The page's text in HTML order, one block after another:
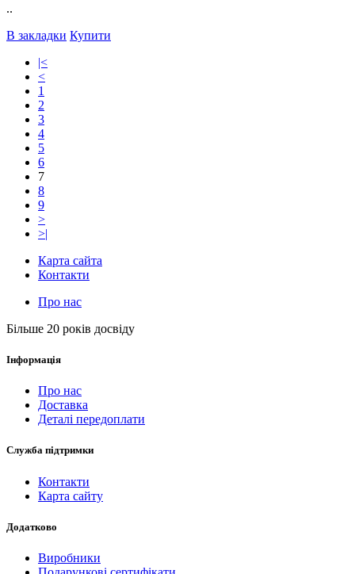
..
В закладки Купити
|<
<
1
2
3
4
5
6
7
8
9
>
>|
Карта сайта
Контакти
Про нас
Більше 20 років досвіду
Інформація
Про нас
Доставка
Деталі передоплати
Служба підтримки
Контакти
Карта сайту
Додатково
Виробники